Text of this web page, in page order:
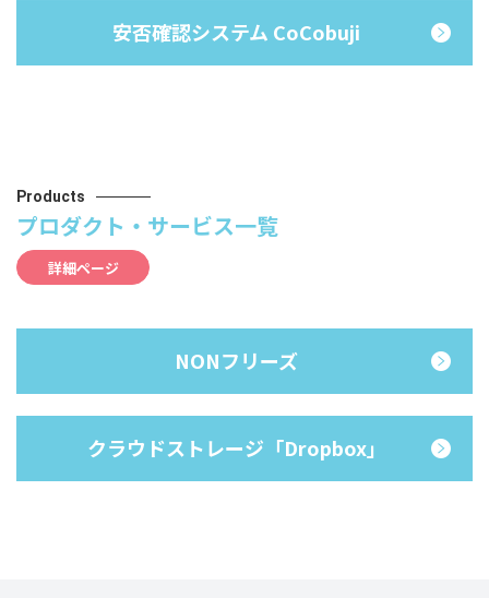
安否確認システム CoCobuji
Products
プロダクト・サービス一覧
詳細ページ
NONフリーズ
クラウドストレージ「Dropbox」